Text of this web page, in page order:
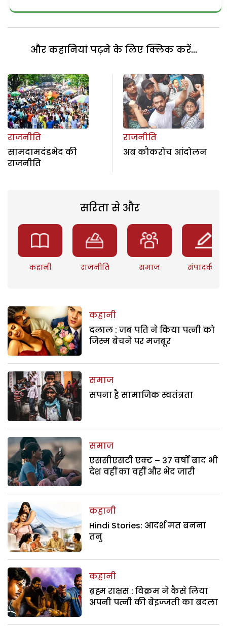
और कहानियां पढ़ने के लिए क्लिक करें...
राजनीति
सामदामदंडभेद की
राजनीति
राजनीति
अब कौकरोच आंदोलन
सरिता से और
कहानी राजनीति समाज संपादकीय
कहानी
दलाल : जब पति ने किया पत्नी को
जिस्म बेचने पर मजबूर
समाज
सपना है सामाजिक स्वतंत्रता
समाज
एससीएसटी एक्ट – 37 वर्षों बाद भी
देश वहीं का वहीं और भेद जारी
कहानी
Hindi Stories: आदर्श मत बनना
तनु
कहानी
ब्रह्म राक्षस : विक्रम ने कैसे लिया
अपनी पत्नी की बेइज्जती का बदला